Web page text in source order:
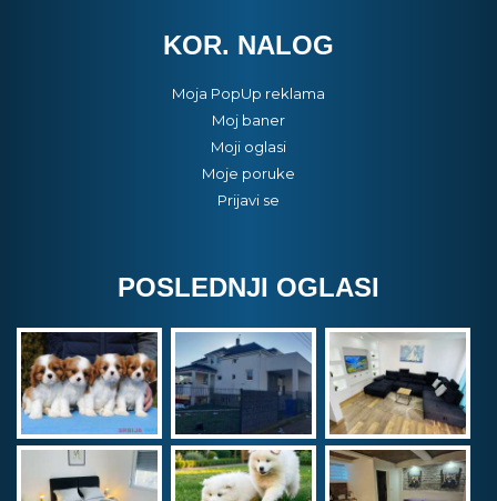
KOR. NALOG
Moja PopUp reklama
Moj baner
Moji oglasi
Moje poruke
Prijavi se
POSLEDNJI OGLASI